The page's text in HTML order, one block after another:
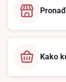
Kako